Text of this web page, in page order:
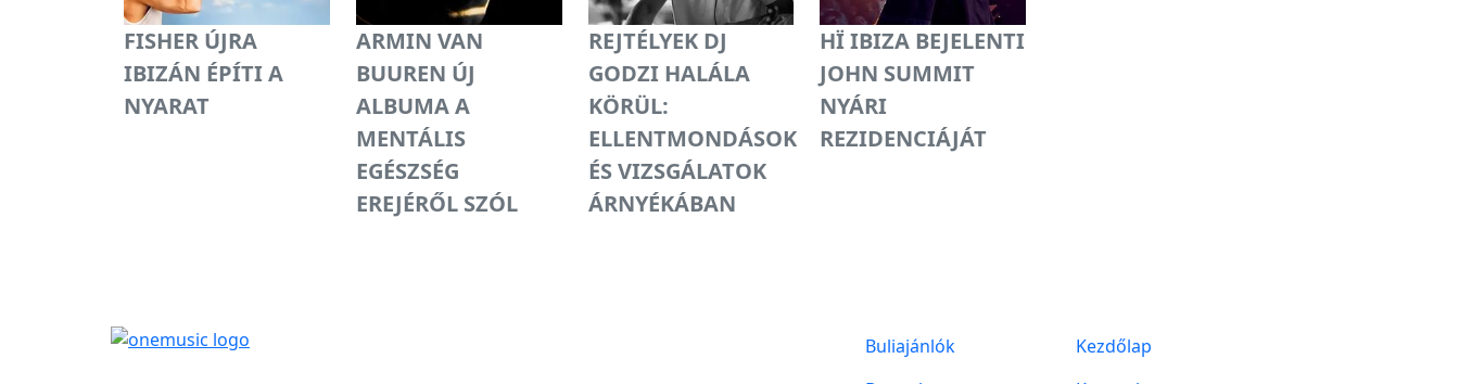
FISHER ÚJRA
IBIZÁN ÉPÍTI A
NYARAT
ARMIN VAN
BUUREN ÚJ
ALBUMA A
MENTÁLIS
EGÉSZSÉG
EREJÉRŐL SZÓL
REJTÉLYEK DJ
GODZI HALÁLA
KÖRÜL:
ELLENTMONDÁSOK
ÉS VIZSGÁLATOK
ÁRNYÉKÁBAN
HÏ IBIZA BEJELENTI
JOHN SUMMIT
NYÁRI
REZIDENCIÁJÁT
Buliajánlók
Kezdőlap